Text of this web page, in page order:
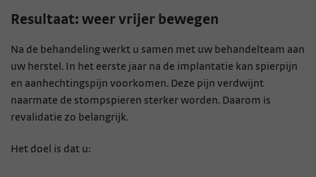
Resultaat: weer vrijer bewegen
Na de behandeling werkt u samen met uw behandelteam aan
uw herstel. In het eerste jaar na de implantatie kan spierpijn
en aanhechtingspijn voorkomen. Deze pijn verdwijnt
naarmate de stompspieren sterker worden. Daarom is
revalidatie zo belangrijk.
Het doel is dat u: